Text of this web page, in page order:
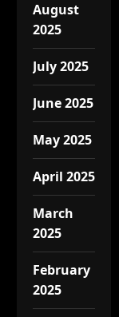
August
2025
July 2025
June 2025
May 2025
April 2025
March
2025
February
2025